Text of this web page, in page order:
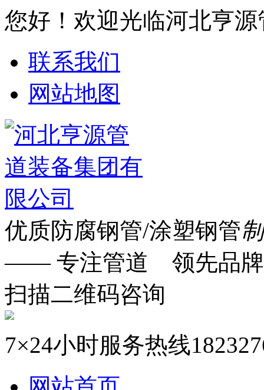
您好！欢迎光临河北亨
联系我们
网站地图
优质防腐钢管/涂塑钢管
—— 专注管道 领先品
扫描二维码咨询
7×24小时服务热线